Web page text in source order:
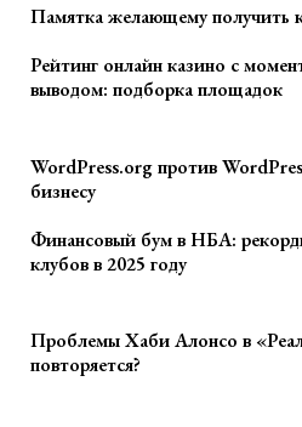
Памятка желающему получить
Рейтинг онлайн казино с
выводом: подборка площадок
WordPress.org против
бизнесу
Финансовый бум в НБА:
клубов в 2025 году
Проблемы Хаби Алонсо в
повторяется?